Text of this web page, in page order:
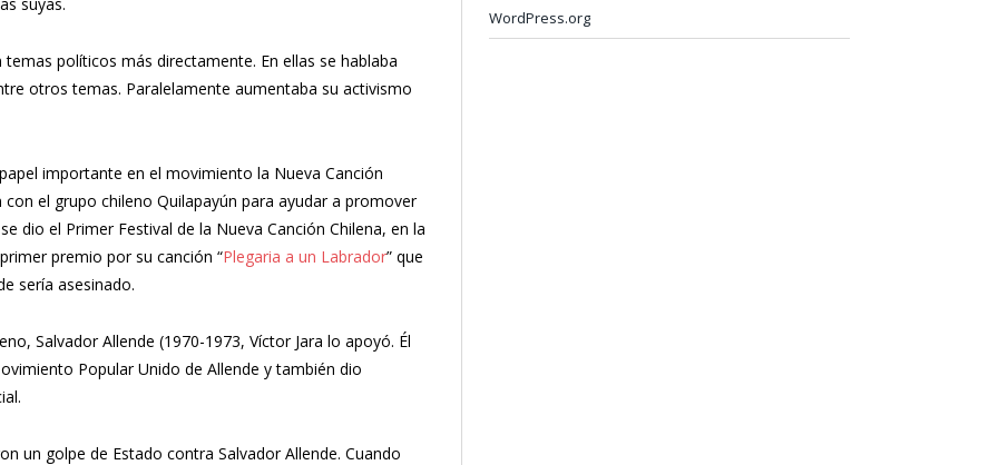
políticos más directamente. En ellas se hablaba
otros temas. Paralelamente aumentaba su activismo
importante en el movimiento la Nueva Canción
el grupo chileno Quilapayún para ayudar a promover
dio el Primer Festival de la Nueva Canción Chilena, en la
premio por su canción “Plegaria a un Labrador” que
sería asesinado.
Salvador Allende (1970-1973, Víctor Jara lo apoyó. Él
Popular Unido de Allende y también dio
un golpe de Estado contra Salvador Allende. Cuando
WordPress.org